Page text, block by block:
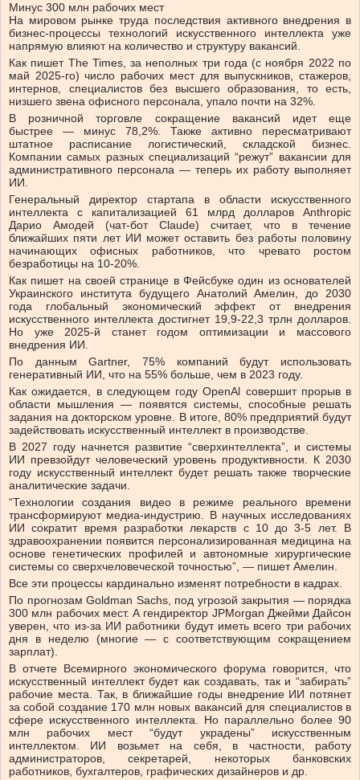
Минус 300 млн рабочих мест
На мировом рынке труда последствия активного внедрения в
бизнес-процессы технологий искусственного интеллекта уже
напрямую влияют на количество и структуру вакансий.
Как пишет The Times, за неполных три года (с ноября 2022 по
май 2025-го) число рабочих мест для выпускников, стажеров,
интернов, специалистов без высшего образования, то есть,
низшего звена офисного персонала, упало почти на 32%.
В розничной торговле сокращение вакансий идет еще
быстрее — минус 78,2%. Также активно пересматривают
штатное расписание логистический, складской бизнес.
Компании самых разных специализаций “режут” вакансии для
административного персонала — теперь их работу выполняет
ИИ.
Генеральный директор стартапа в области искусственного
интеллекта с капитализацией 61 млрд долларов Anthropic
Дарио Амодей (чат-бот Claude) считает, что в течение
ближайших пяти лет ИИ может оставить без работы половину
начинающих офисных работников, что чревато ростом
безработицы на 10-20%.
Как пишет на своей странице в Фейсбуке один из основателей
Украинского института будущего Анатолий Амелин, до 2030
года глобальный экономический эффект от внедрения
искусственного интеллекта достигнет 19,9-22,3 трлн долларов.
Но уже 2025-й станет годом оптимизации и массового
внедрения ИИ.
По данным Gartner, 75% компаний будут использовать
генеративный ИИ, что на 55% больше, чем в 2023 году.
Как ожидается, в следующем году OpenAl совершит прорыв в
области мышления — появятся системы, способные решать
задания на докторском уровне. В итоге, 80% предприятий будут
задействовать искусственный интеллект в производстве.
В 2027 году начнется развитие “сверхинтеллекта”, и системы
ИИ превзойдут человеческий уровень продуктивности. К 2030
году искусственный интеллект будет решать также творческие
аналитические задачи.
“Технологии создания видео в режиме реального времени
трансформируют медиа-индустрию. В научных исследованиях
ИИ сократит время разработки лекарств с 10 до 3-5 лет. В
здравоохранении появится персонализированная медицина на
основе генетических профилей и автономные хирургические
системы со сверхчеловеческой точностью”, — пишет Амелин.
Все эти процессы кардинально изменят потребности в кадрах.
По прогнозам Goldman Sachs, под угрозой закрытия — порядка
300 млн рабочих мест. А гендиректор JPMorgan Джейми Дайсон
уверен, что из-за ИИ работники будут иметь всего три рабочих
дня в неделю (многие — с соответствующим сокращением
зарплат).
В отчете Всемирного экономического форума говорится, что
искусственный интеллект будет как создавать, так и “забирать”
рабочие места. Так, в ближайшие годы внедрение ИИ потянет
за собой создание 170 млн новых вакансий для специалистов в
сфере искусственного интеллекта. Но параллельно более 90
млн рабочих мест “будут украдены” искусственным
интеллектом. ИИ возьмет на себя, в частности, работу
администраторов, секретарей, некоторых банковских
работников, бухгалтеров, графических дизайнеров и др.